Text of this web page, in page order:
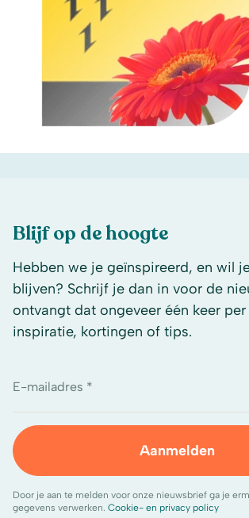
Blijf op de hoogte
Hebben we je geïnspireerd, en wil
blijven? Schrijf je dan in voor de
ontvangt dat ongeveer één keer
inspiratie, kortingen of tips.
E-mailadres *
Aanmelden
Door je aan te melden voor onze nieuwsbrief ga je
gegevens verwerken. Cookie- en privacy policy